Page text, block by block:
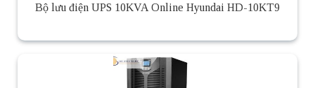
Bộ lưu điện UPS 10KVA Online Hyundai HD-10KT9